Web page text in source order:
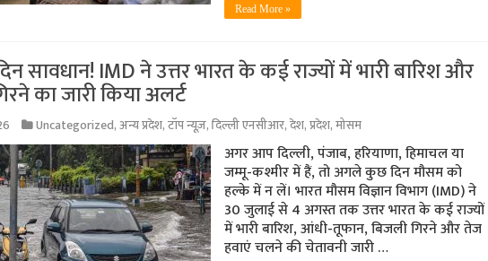
Read More »
सावधान! IMD ने उत्तर भारत के कई राज्यों में भारी बारिश और
का जारी किया अलर्ट
Uncategorized,अन्य प्रदेश,टॉप न्यूज़,दिल्ली एनसीआर,देश,प्रदेश,मोसम
अगर आप दिल्ली, पंजाब, हरियाणा, हिमाचल या
जम्मू-कश्मीर में हैं, तो अगले कुछ दिन मौसम को
हल्के में न लें। भारत मौसम विज्ञान विभाग (IMD) ने
30 जुलाई से 4 अगस्त तक उत्तर भारत के कई राज्यों
में भारी बारिश, आंधी-तूफान, बिजली गिरने और तेज
हवाएं चलने की चेतावनी जारी …